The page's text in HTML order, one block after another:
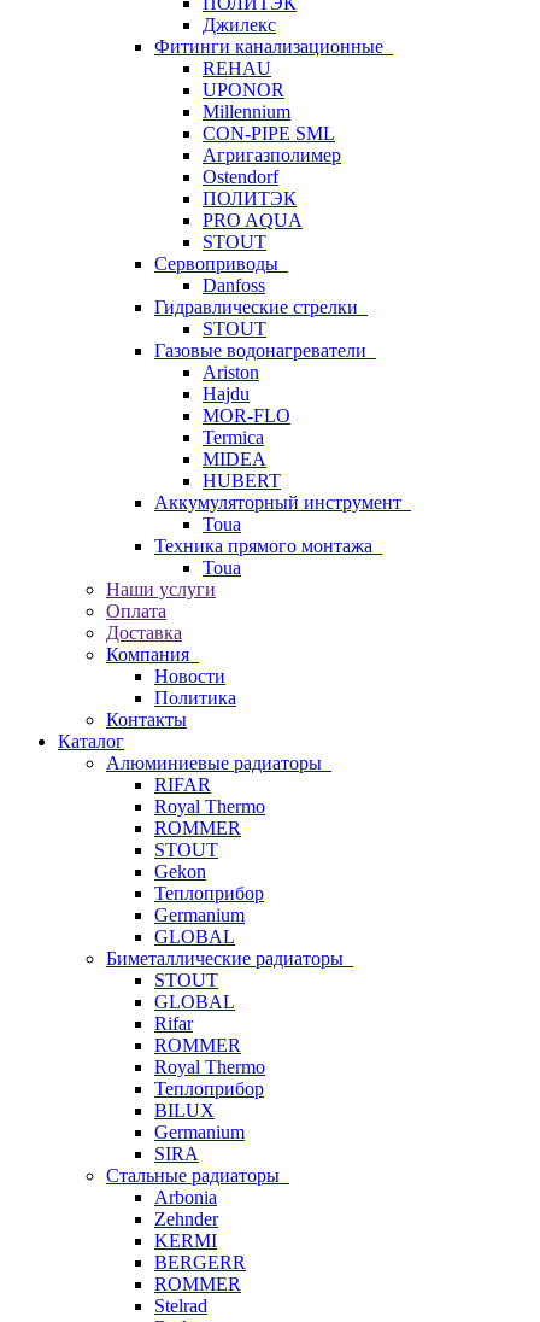
Джилекс
Фитинги канализационные
REHAU
UPONOR
Millennium
CON-PIPE SML
Агригазполимер
Ostendorf
ПОЛИТЭК
PRO AQUA
STOUT
Сервоприводы
Danfoss
Гидравлические стрелки
STOUT
Газовые водонагреватели
Ariston
Hajdu
MOR-FLO
Termica
MIDEA
HUBERT
Аккумуляторный инструмент
Toua
Техника прямого монтажа
Toua
Наши услуги
Оплата
Доставка
Компания
Новости
Политика
Контакты
Каталог
Алюминиевые радиаторы
RIFAR
Royal Thermo
ROMMER
STOUT
Gekon
Теплоприбор
Germanium
GLOBAL
Биметаллические радиаторы
STOUT
GLOBAL
Rifar
ROMMER
Royal Thermo
Теплоприбор
BILUX
Germanium
SIRA
Стальные радиаторы
Arbonia
Zehnder
KERMI
BERGERR
ROMMER
Stelrad